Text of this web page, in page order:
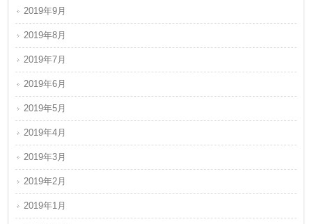
2019年9月
2019年8月
2019年7月
2019年6月
2019年5月
2019年4月
2019年3月
2019年2月
2019年1月